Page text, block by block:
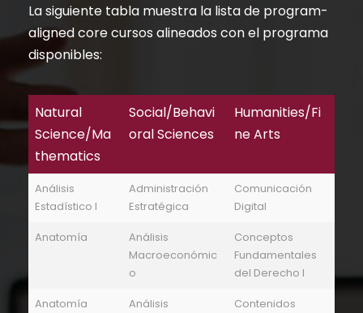
La siguiente tabla muestra la lista de program-
aligned core cursos alineados con el programa
disponibles:
Natural
Science/Ma
thematics
Social/Behavi
oral Sciences
Humanities/Fi
ne Arts
Análisis
Estadístico I
Administración
Estratégica
Comunicación
Digital
Anatomía
Análisis
Macroeconómic
o
Conceptos
Fundamentales
del Derecho I
Anatomía
Análisis
Contenidos